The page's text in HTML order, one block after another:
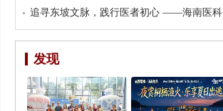
追寻东坡文脉，践行医者初心 ——海南医科
发现